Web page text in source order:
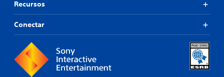
Recursos
Conectar